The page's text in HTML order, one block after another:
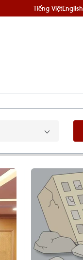
Tiếng ViệtEnglish